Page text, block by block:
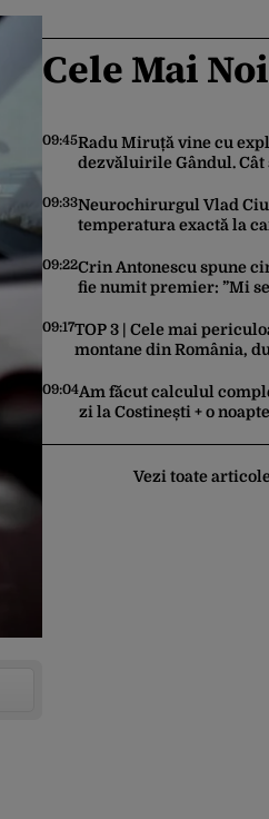
Cele Mai Noi
09:45Radu Miruță vine cu
dezvăluirile Gândul. Cât
vacanța la resortul de 5
Turcia
09:33Neurochirurgul Vlad
temperatura exactă la
când afară sunt peste 35
09:22Crin Antonescu spune
fie numit premier: ”Mi
09:17TOP 3 | Cele mai
montane din România,
09:04Am făcut calculul
zi la Costinești + o
Vezi toate